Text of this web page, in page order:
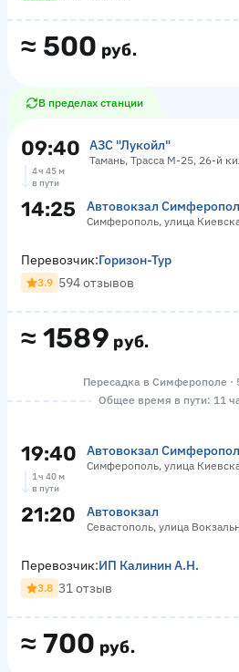
≈ 500 руб.
В пределах станции
09:40 АЗС "Лукойл"
Тамань, Трасса М-25, 26-й
4 ч 45 м
в пути
14:25 Автовокзал
Симферополь, улица
≈ 1589 руб.
Перевозчик:Горизон-Тур
3.9 594 отзывов
Пересадка в Симферополе ·
Общее время в пути: 11
19:40 Автовокзал
Симферополь, улица
1 ч 40 м
в пути
21:20 Автовокзал
Севастополь, улица
≈ 700 руб.
Перевозчик:ИП Калинин А.Н.
3.8 31 отзыв